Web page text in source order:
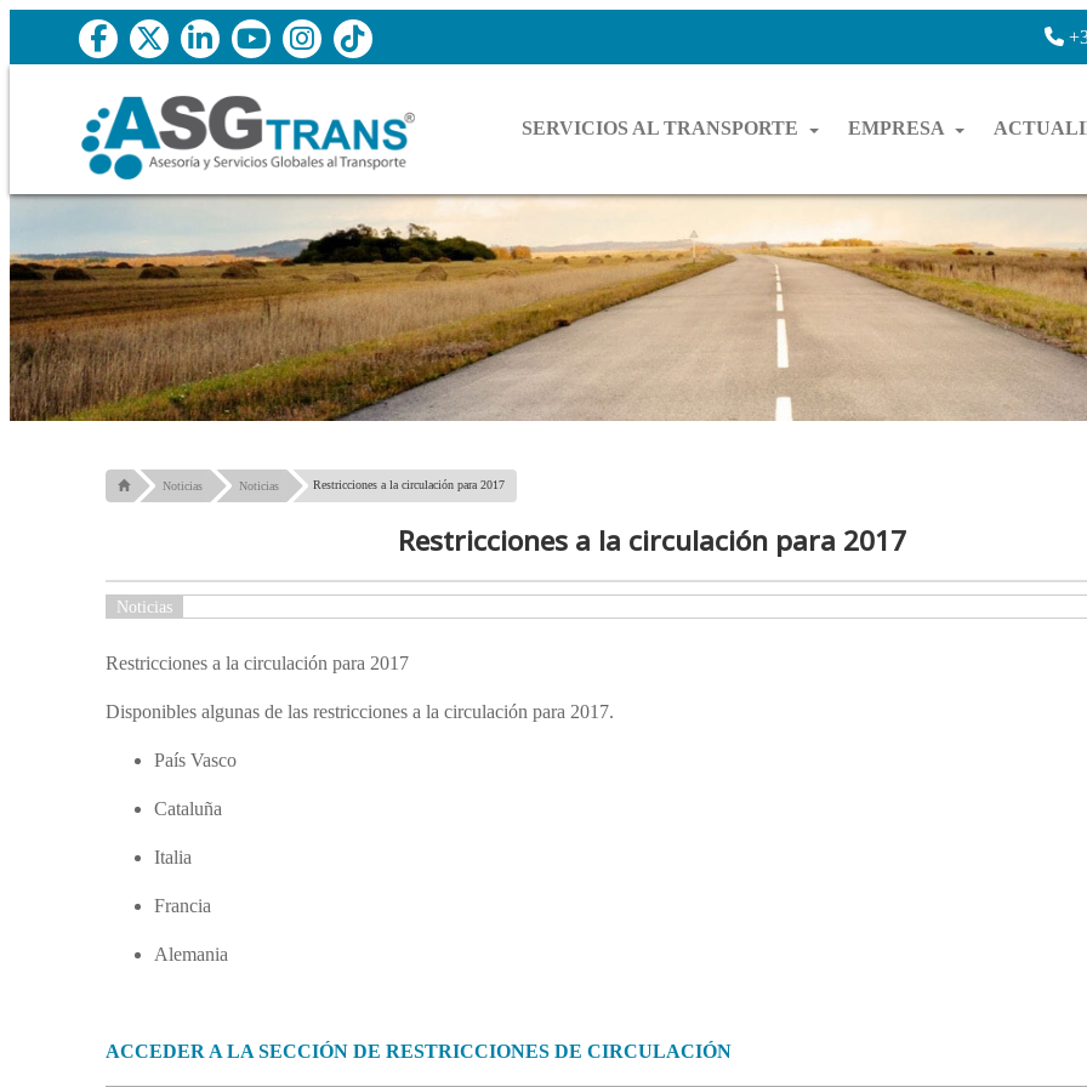
SERVICIOS AL TRANSPORTE EMPRESA
Noticias Noticias Restricciones a la circulación para 2017
Restricciones a la circulación para 2017
Noticias
Restricciones a la circulación para 2017
Disponibles algunas de las restricciones a la circulación para 2017.
País Vasco
Cataluña
Italia
Francia
Alemania
ACCEDER A LA SECCIÓN DE RESTRICCIONES DE CIRCULACIÓN